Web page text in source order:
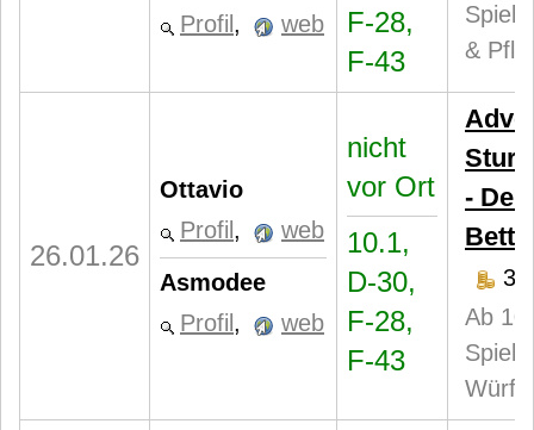
Profil , web
F-28,
F-43
&
26.01.26
Ottavio
Profil ,
web
Asmodee
Profil , web
nicht
vor Ort
10.1,
D-30,
F-28,
F-43
- Der
Ab 10